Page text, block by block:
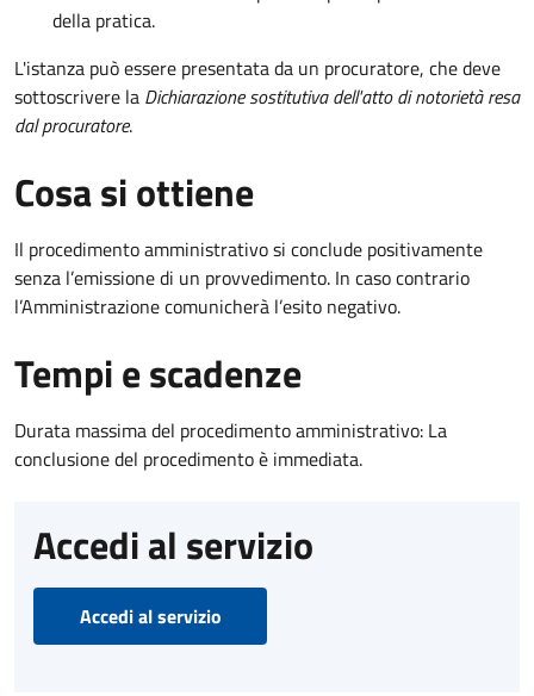
della pratica.
L'istanza può essere presentata da un procuratore, che deve
sottoscrivere la Dichiarazione sostitutiva dell'atto di notorietà resa
dal procuratore.
Cosa si ottiene
Il procedimento amministrativo si conclude positivamente
senza l’emissione di un provvedimento. In caso contrario
l’Amministrazione comunicherà l’esito negativo.
Tempi e scadenze
Durata massima del procedimento amministrativo: La
conclusione del procedimento è immediata.
Accedi al servizio
Accedi al servizio